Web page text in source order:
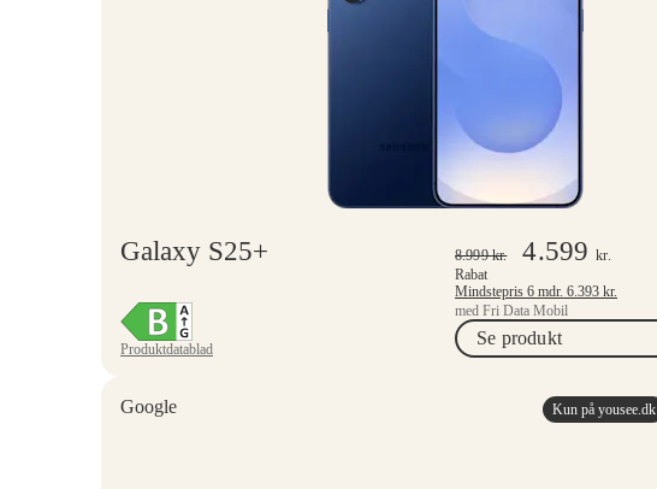
Galaxy S25+
Produktdatablad
8.999kr. 4.599kr.
Rabat
Mindstepris 6 mdr. 6.393 kr.
med Fri Data Mobil
Se produkt
Google Kun på yousee.dk